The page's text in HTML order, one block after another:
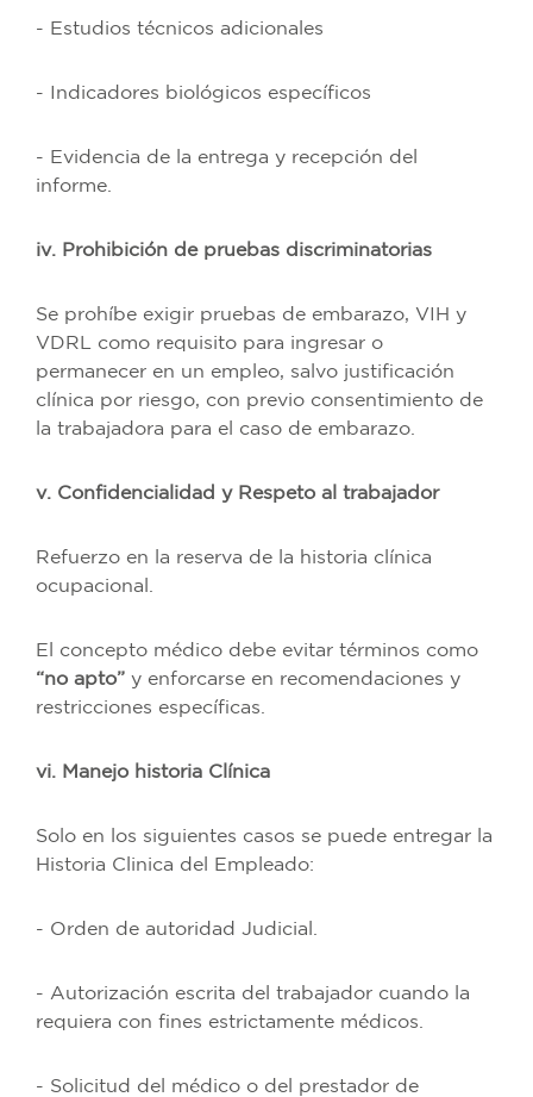
- Estudios técnicos adicionales
- Indicadores biológicos específicos
- Evidencia de la entrega y recepción del
informe.
iv. Prohibición de pruebas discriminatorias
Se prohíbe exigir pruebas de embarazo, VIH y
VDRL como requisito para ingresar o
permanecer en un empleo, salvo justificación
clínica por riesgo, con previo consentimiento de
la trabajadora para el caso de embarazo.
v. Confidencialidad y Respeto al trabajador
Refuerzo en la reserva de la historia clínica
ocupacional.
El concepto médico debe evitar términos como
“no apto” y enforcarse en recomendaciones y
restricciones específicas.
vi. Manejo historia Clínica
Solo en los siguientes casos se puede entregar la
Historia Clinica del Empleado:
- Orden de autoridad Judicial.
- Autorización escrita del trabajador cuando la
requiera con fines estrictamente médicos.
- Solicitud del médico o del prestador de